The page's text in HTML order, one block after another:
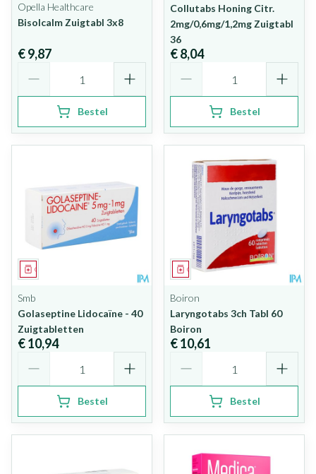
Opella Healthcare
Bisolcalm Zuigtabl 3x8
€ 9,87
Bestel
Collutabs Honing Citr.
2mg/0,6mg/1,2mg Zuigtabl
36
€ 8,04
Bestel
Geneesmiddel
Smb
Golaseptine Lidocaïne - 40
Zuigtabletten
€ 10,94
Bestel
Geneesmiddel
Boiron
Laryngotabs 3ch Tabl 60
Boiron
€ 10,61
Bestel